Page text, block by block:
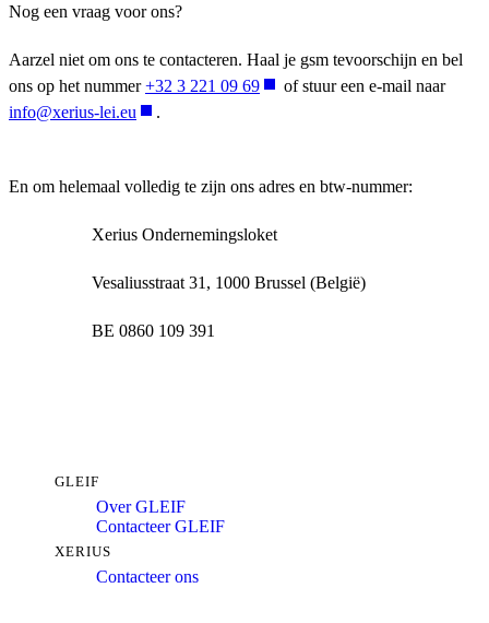
Nog een vraag voor ons?
Aarzel niet om ons te contacteren. Haal je gsm tevoorschijn en bel
ons op het nummer+32 3 221 09 69
of stuur een e-mail naar
info@xerius-lei.eu
.
En om helemaal volledig te zijn ons adres en btw-nummer:
Xerius Ondernemingsloket
Vesaliusstraat 31, 1000 Brussel (België)
BE 0860 109 391
GLEIF
Over GLEIF
Contacteer GLEIF
XERIUS
Contacteer ons